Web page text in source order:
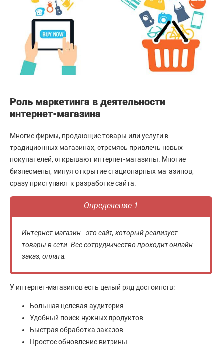
Роль маркетинга в деятельности
интернет-магазина
Многие фирмы, продающие товары или услуги в
традиционных магазинах, стремясь привлечь новых
покупателей, открывают интернет-магазины. Многие
бизнесмены, минуя открытие стационарных магазинов,
сразу приступают к разработке сайта.
Определение 1
Интернет-магазин - это сайт, который реализует
товары в сети. Все сотрудничество проходит онлайн:
заказ, оплата.
У интернет-магазинов есть целый ряд достоинств:
Большая целевая аудитория.
Удобный поиск нужных продуктов.
Быстрая обработка заказов.
Простое обновление витрины.